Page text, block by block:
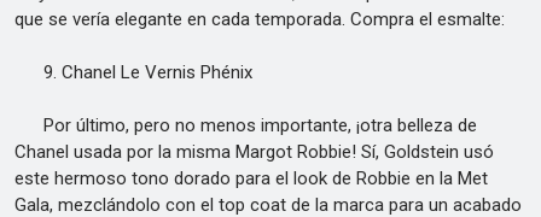
que se vería elegante en cada temporada. Compra el esmalte:
9. Chanel Le Vernis Phénix
Por último, pero no menos importante, ¡otra belleza de
Chanel usada por la misma Margot Robbie! Sí, Goldstein usó
este hermoso tono dorado para el look de Robbie en la Met
Gala, mezclándolo con el top coat de la marca para un acabado